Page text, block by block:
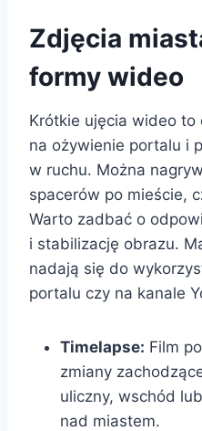
Zdjęcia
formy wideo
Krótkie ujęcia wideo to
na ożywienie portalu i
w ruchu. Można
spacerów po mieście,
Warto zadbać o
i stabilizację obrazu.
nadają się do
portalu czy na kanale
Timelapse: Film
zmiany
uliczny, wschód
nad miastem.